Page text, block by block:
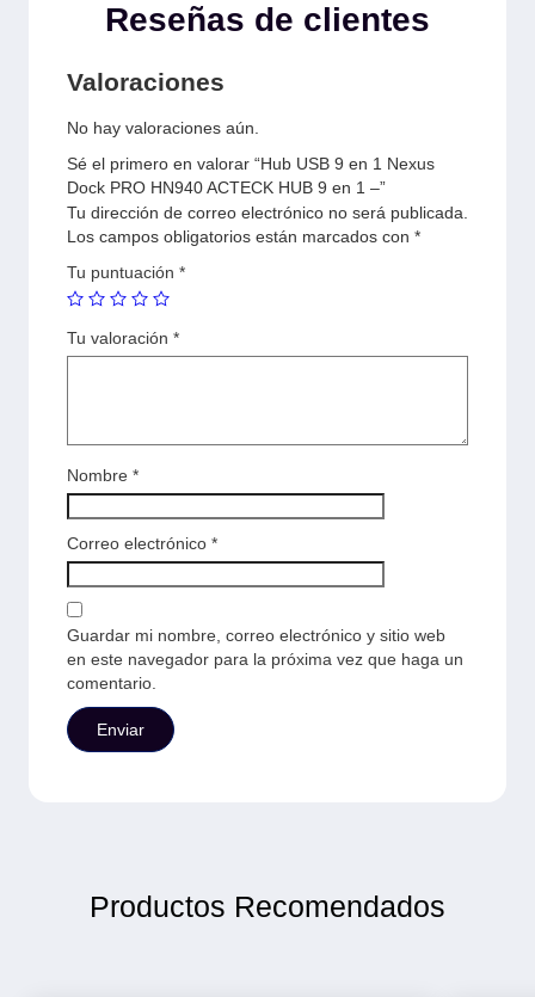
Reseñas de clientes
Valoraciones
No hay valoraciones aún.
Sé el primero en valorar “Hub USB 9 en 1 Nexus
Dock PRO HN940 ACTECK HUB 9 en 1 –”
Tu dirección de correo electrónico no será publicada.
Los campos obligatorios están marcados con *
Tu puntuación *
Tu valoración *
Nombre *
Correo electrónico *
Guardar mi nombre, correo electrónico y sitio web
en este navegador para la próxima vez que haga un
comentario.
Productos Recomendados